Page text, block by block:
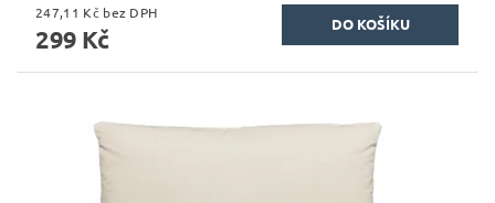
247,11 Kč bez DPH
299 Kč